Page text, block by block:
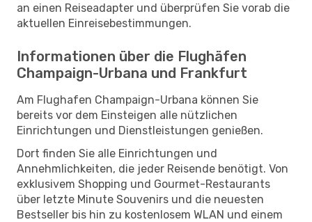
an einen Reiseadapter und überprüfen Sie vorab die
aktuellen Einreisebestimmungen.
Informationen über die Flughäfen
Champaign-Urbana und Frankfurt
Am Flughafen Champaign-Urbana können Sie
bereits vor dem Einsteigen alle nützlichen
Einrichtungen und Dienstleistungen genießen.
Dort finden Sie alle Einrichtungen und
Annehmlichkeiten, die jeder Reisende benötigt. Von
exklusivem Shopping und Gourmet-Restaurants
über letzte Minute Souvenirs und die neuesten
Bestseller bis hin zu kostenlosem WLAN und einem